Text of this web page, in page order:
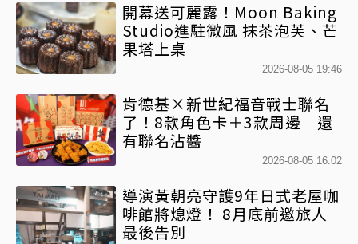
開幕送可麗露！Moon Baking
Studio進駐微風 抹茶泡芙、芒
果塔上桌
2026-08-05 19:46
肯德基×新世紀福音戰士聯名
了！8款角色卡＋3款周邊 還
有聯名沾醬
2026-08-05 16:02
導演黃朝亮守護9年日式老屋咖
啡館將熄燈！ 8月底前邀旅人
最後告別